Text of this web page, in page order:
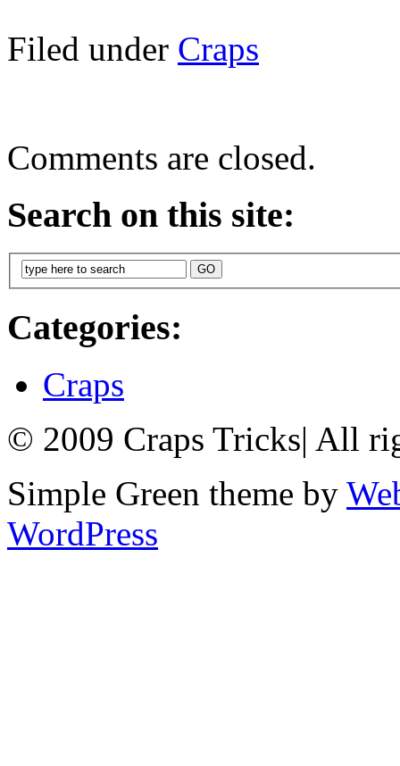
Filed under Craps
Comments are closed.
Search on this site:
Categories:
Craps
© 2009 Craps Tricks| All
Simple Green theme by
WordPress